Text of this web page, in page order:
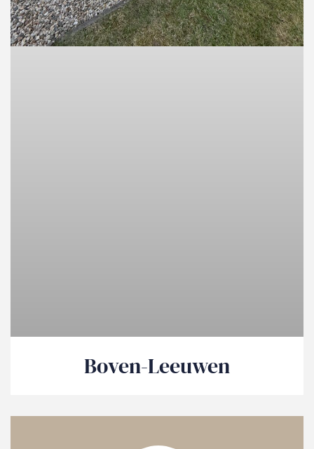
Boven-Leeuwen